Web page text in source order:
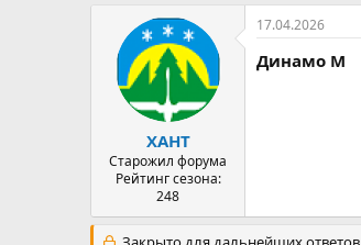
ХАНТ
Старожил форума
Рейтинг сезона:
248
17.04.2026
Динамо М